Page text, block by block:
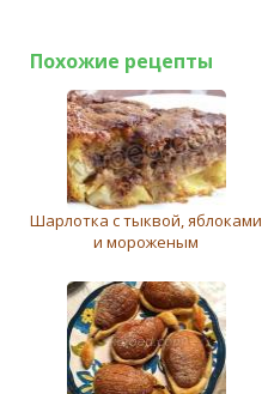
Похожие рецепты
Шарлотка с тыквой, яблоками
и мороженым